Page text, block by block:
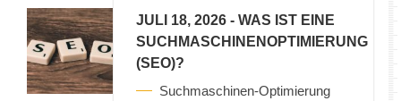
JULI 18, 2026 - WAS IST EINE
SUCHMASCHINENOPTIMIERUNG
(SEO)?
Suchmaschinen-Optimierung